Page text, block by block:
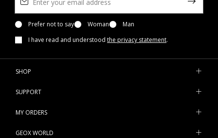
Prefer not to say Woman
Man
I have read and understood the privacy statement.
SHOP
SUPPORT
MY ORDERS
GEOX WORLD